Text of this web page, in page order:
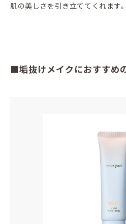
肌の美しさを引き立ててくれます。
■垢抜けメイクにおすすめ